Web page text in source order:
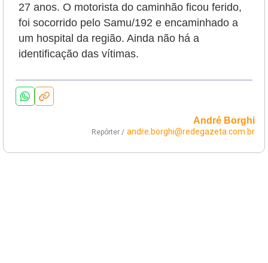
27 anos. O motorista do caminhão ficou ferido,
foi socorrido pelo Samu/192 e encaminhado a
um hospital da região. Ainda não há a
identificação das vítimas.
André Borghi
Repórter / andre.borghi@redegazeta.com.br